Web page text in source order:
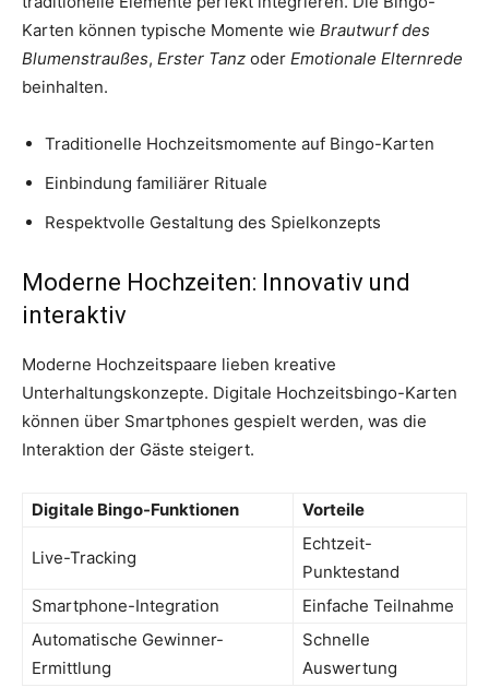
Karten können typische Momente wie Brautwurf des
Blumenstraußes, Erster Tanz oder Emotionale Elternrede
beinhalten.
Traditionelle Hochzeitsmomente auf Bingo-Karten
Einbindung familiärer Rituale
Respektvolle Gestaltung des Spielkonzepts
Moderne Hochzeiten: Innovativ und
interaktiv
Moderne Hochzeitspaare lieben kreative
Unterhaltungskonzepte. Digitale Hochzeitsbingo-Karten
können über Smartphones gespielt werden, was die
Interaktion der Gäste steigert.
Digitale Bingo-Funktionen Vorteile
Live-Tracking
Echtzeit-
Punktestand
Smartphone-Integration
Einfache Teilnahme
Automatische Gewinner-
Ermittlung
Schnelle
Auswertung